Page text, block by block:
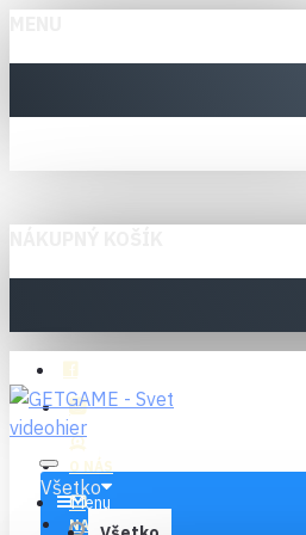
O NÁS
NAPÍŠTE NÁM
Všetko
Menu